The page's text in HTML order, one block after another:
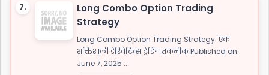
7.
Long Combo Option Trading
Strategy
Long Combo Option Trading Strategy: एक
शक्तिशाली डेरिवेटिव्स ट्रेडिंग तकनीक Published on:
June 7, 2025 ...